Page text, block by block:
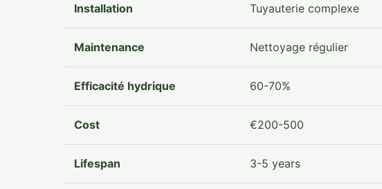
Installation Tuyauterie complexe
Maintenance Nettoyage régulier
Efficacité hydrique 60-70%
Cost €200-500
Lifespan 3-5 years